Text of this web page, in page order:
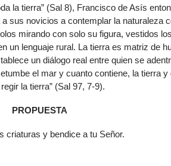
la tierra” (Sal 8), Francisco de Asís
sus novicios a contemplar la naturaleza
mirando con solo su figura, vestidos
un lenguaje rural. La tierra es matriz de
un diálogo real entre quien se
el mar y cuanto contiene, la tierra y
la tierra” (Sal 97, 7-9).
PROPUESTA
criaturas y bendice a tu Señor.